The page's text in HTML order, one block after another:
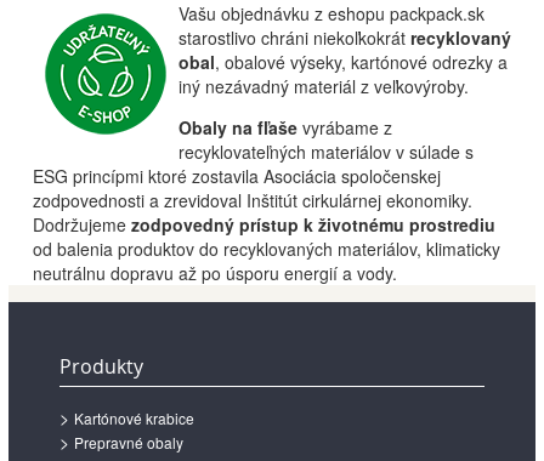
Vašu objednávku z eshopu packpack.sk
starostlivo chráni niekoľkokrát recyklovaný
obal, obalové výseky, kartónové odrezky a
iný nezávadný materiál z veľkovýroby.
Obaly na fľaše vyrábame z
recyklovateľných materiálov v súlade s
ESG princípmi ktoré zostavila Asociácia spoločenskej
zodpovednosti a zrevidoval Inštitút cirkulárnej ekonomiky.
Dodržujeme zodpovedný prístup k životnému prostrediu
od balenia produktov do recyklovaných materiálov, klimaticky
neutrálnu dopravu až po úsporu energií a vody.
Produkty
Kartónové krabice
Prepravné obaly